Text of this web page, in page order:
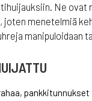
Ne ovat
menetelmiä
manipuloidaan